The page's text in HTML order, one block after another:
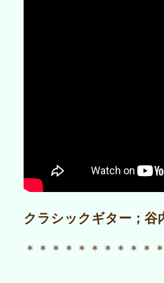
クラシックギター；
＊＊＊＊＊＊＊＊＊＊